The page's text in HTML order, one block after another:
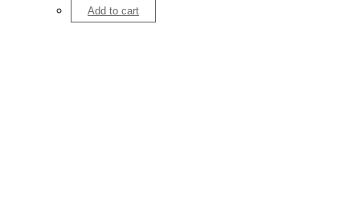
Add to cart